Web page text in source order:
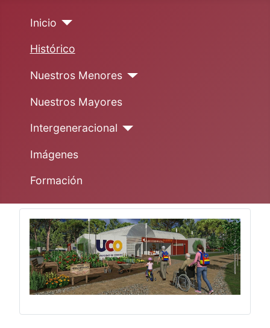
Inicio
Histórico
Nuestros Menores
Nuestros Mayores
Intergeneracional
Imágenes
Formación